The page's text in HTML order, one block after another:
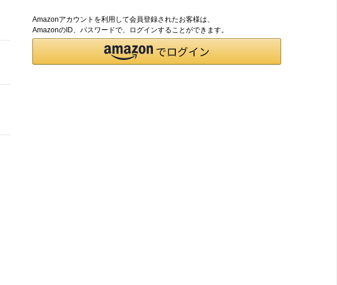
Amazonアカウントを利用して会員登録されたお客様は、
AmazonのID、パスワードで、ログインすることができます。